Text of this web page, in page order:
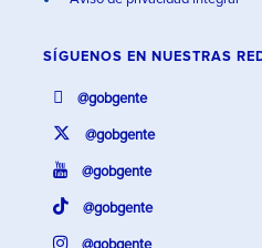
SÍGUENOS EN NUESTRAS
@gobgente
@gobgente
@gobgente
@gobgente